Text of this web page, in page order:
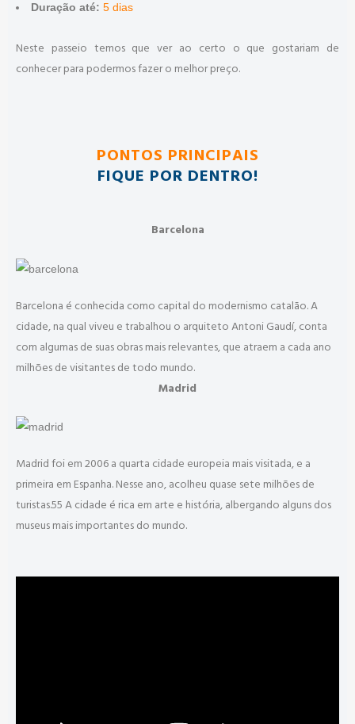
Duração até: 5 dias
Neste passeio temos que ver ao certo o que gostariam de
conhecer para podermos fazer o melhor preço.
PONTOS PRINCIPAIS
FIQUE POR DENTRO!
Barcelona
Barcelona é conhecida como capital do modernismo catalão. A
cidade, na qual viveu e trabalhou o arquiteto Antoni Gaudí, conta
com algumas de suas obras mais relevantes, que atraem a cada ano
milhões de visitantes de todo mundo.
Madrid
Madrid foi em 2006 a quarta cidade europeia mais visitada, e a
primeira em Espanha. Nesse ano, acolheu quase sete milhões de
turistas.55 A cidade é rica em arte e história, albergando alguns dos
museus mais importantes do mundo.